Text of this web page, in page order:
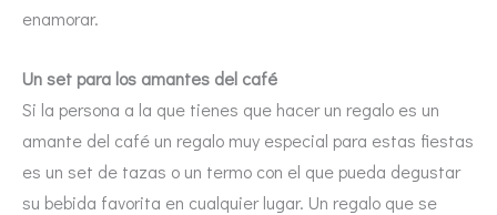
enamorar.
Un set para los amantes del café
Si la persona a la que tienes que hacer un regalo es un
amante del café un regalo muy especial para estas fiestas
es un set de tazas o un termo con el que pueda degustar
su bebida favorita en cualquier lugar. Un regalo que se